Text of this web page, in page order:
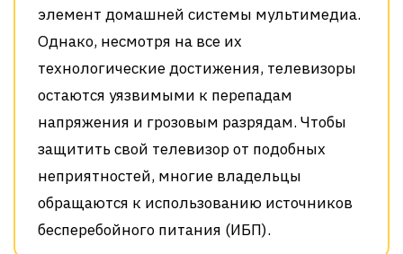
элемент домашней системы мультимедиа.
Однако, несмотря на все их
технологические достижения, телевизоры
остаются уязвимыми к перепадам
напряжения и грозовым разрядам. Чтобы
защитить свой телевизор от подобных
неприятностей, многие владельцы
обращаются к использованию источников
бесперебойного питания (ИБП).